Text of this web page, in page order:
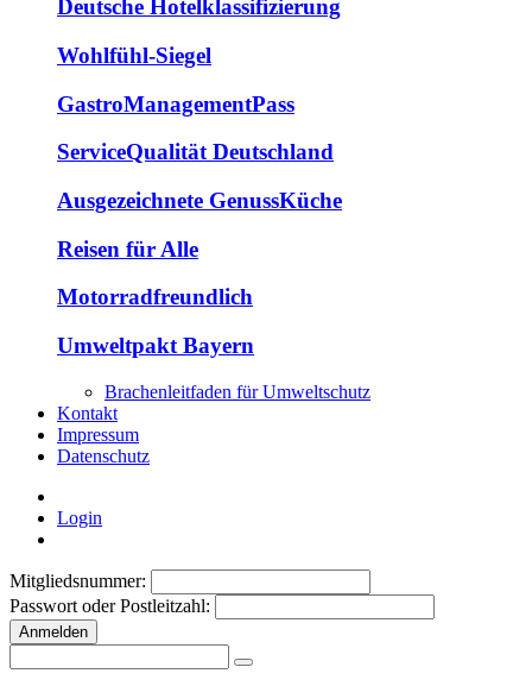
Deutsche Hotelklassifizierung
Wohlfühl-Siegel
GastroManagementPass
ServiceQualität Deutschland
Ausgezeichnete GenussKüche
Reisen für Alle
Motorradfreundlich
Umweltpakt Bayern
Brachenleitfaden für Umweltschutz
Kontakt
Impressum
Datenschutz
Login
Mitgliedsnummer:
Passwort oder Postleitzahl:
Anmelden